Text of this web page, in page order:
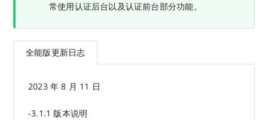
常使用认证后台以及认证前台部分功能。
全能版更新日志
2023 年 8 月 11 日
-3.1.1 版本说明